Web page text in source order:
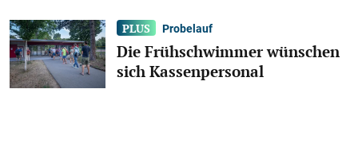
Probelauf
Die Frühschwimmer wünschen
sich Kassenpersonal